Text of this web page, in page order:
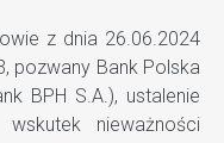
z dnia 26.06.2024
pozwany Bank Polska
BPH S.A.), ustalenie
nieważności